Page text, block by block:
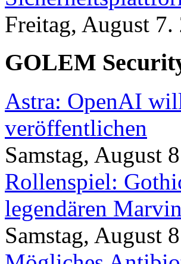
Freitag, August 7.
GOLEM
Astra: OpenAI
veröffentlichen
Samstag, August
Rollenspiel:
legendären
Samstag, August